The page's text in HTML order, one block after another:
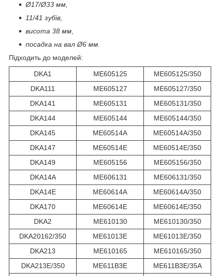
Ø17/Ø33 мм,
11/41 зубів,
висота 38 мм,
посадка на вал Ø6 мм.
Підходить до моделей:
DKA1 ME605125
ME605125/350
DKA111
ME605127
ME605127/350
DKA141
ME605131
ME605131/350
DKA144
ME605144
ME605144/350
DKA145
ME60514A
ME60514A/350
DKA147
ME60514E
ME60514E/350
DKA149
ME605156
ME605156/350
DKA14A
ME606131
ME606131/350
DKA14E
ME60614A
ME60614A/350
DKA170
ME60614E
ME60614E/350
DKA2
ME610130
ME610130/350
DKA20162/350
ME61013E
ME61013E/350
DKA213
ME610165
ME610165/350
DKA213E/350
ME611B3E
ME611B3E/35A